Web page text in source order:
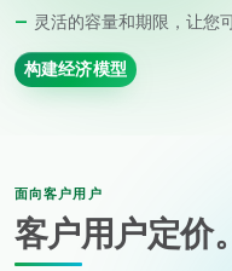
灵活的容量和期限，让您
构建经济模型
面向客户用户
客户用户定价。